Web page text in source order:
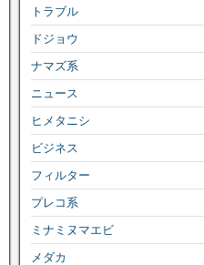
トラブル
ドジョウ
ナマズ系
ニュース
ヒメタニシ
ビジネス
フィルター
プレコ系
ミナミヌマエビ
メダカ